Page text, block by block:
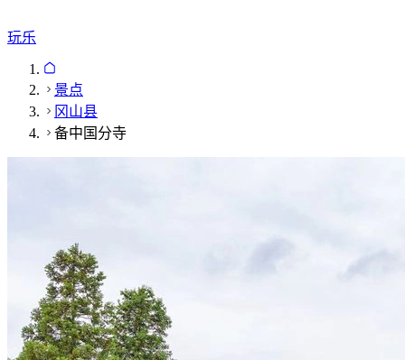
玩乐
景点
冈山县
备中国分寺